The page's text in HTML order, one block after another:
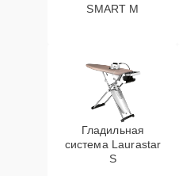
SMART M
Гладильная
система Laurastar
S